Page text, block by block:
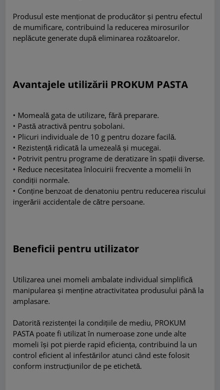
Produsul este menționat de producător și pentru efectul
de mumificare, contribuind la reducerea mirosurilor
neplăcute generate după eliminarea rozătoarelor.
Avantajele utilizării PROKUM PASTA
• Momeală gata de utilizare, fără preparare.
• Pastă atractivă pentru șobolani.
• Plicuri individuale de 10 g pentru dozare facilă.
• Rezistență ridicată la umezeală și mucegai.
• Potrivit pentru programe de deratizare în spații diverse.
• Reduce necesitatea înlocuirii frecvente a momelii în
condiții normale.
• Conține benzoat de denatoniu pentru reducerea riscului
ingerării accidentale de către persoane.
Beneficii pentru utilizator
Utilizarea unei momeli ambalate individual simplifică
manipularea și menține atractivitatea produsului până la
amplasare.
Datorită rezistenței la condițiile de mediu, PROKUM
PASTA poate fi utilizat în numeroase zone unde alte
momeli își pot pierde rapid eficiența, contribuind la un
control eficient al infestărilor atunci când este folosit
conform instrucțiunilor de pe etichetă.